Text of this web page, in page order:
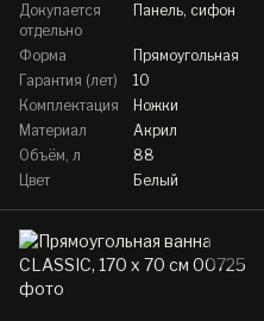
Докупается
отдельно
Панель, сифон
Форма
Прямоугольная
Гарантия (лет)
10
Комплектация
Ножки
Материал
Акрил
Объём, л
88
Цвет
Белый